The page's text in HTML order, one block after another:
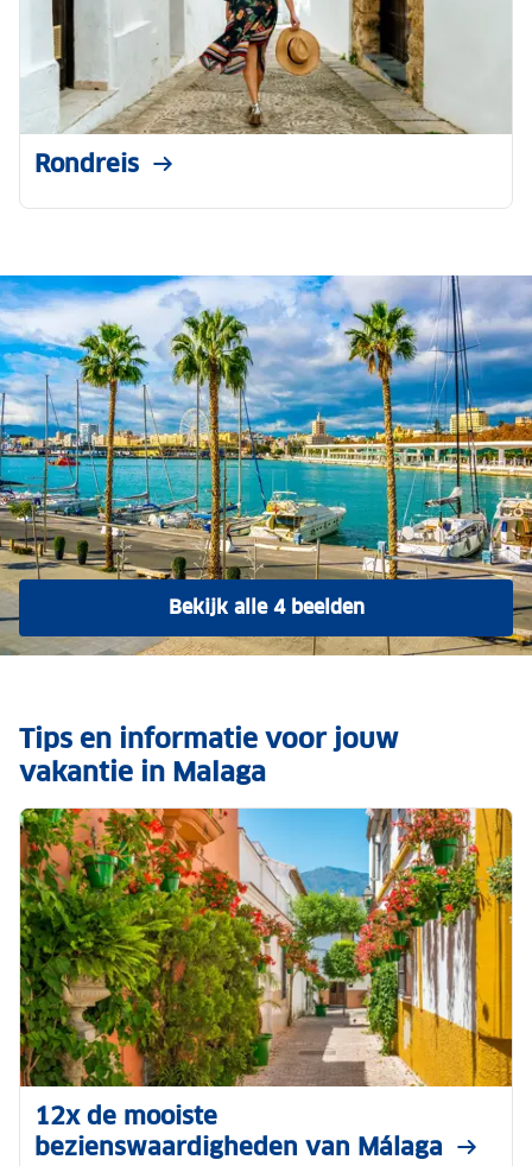
Rondreis
Bekijk alle 4 beelden
Tips en informatie voor jouw
vakantie in Malaga
12x de mooiste
bezienswaardigheden van Málaga